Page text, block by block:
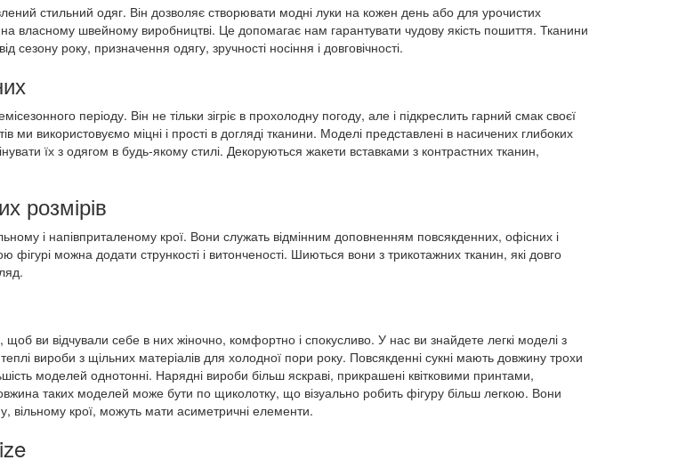
​​стильний одяг. Він дозволяє створювати модні луки на кожен день або для урочистих
власному швейному виробництві. Це допомагає нам гарантувати чудову якість пошиття. Тканини
сезону року, призначення одягу, зручності носіння і довговічності.
періоду. Він не тільки зігріє в прохолодну погоду, але і підкреслить гарний смак своєї
ми використовуємо міцні і прості в догляді тканини. Моделі представлені в насичених глибоких
їх з одягом в будь-якому стилі. Декоруються жакети вставками з контрастних тканин,
розмірів
і напівприталеному крої. Вони служать відмінним доповненням повсякденних, офісних і
фігурі можна додати стрункості і витонченості. Шиються вони з трикотажних тканин, які довго
щоб ви відчували себе в них жіночно, комфортно і спокусливо. У нас ви знайдете легкі моделі з
вироби з щільних матеріалів для холодної пори року. Повсякденні сукні мають довжину трохи
моделей однотонні. Нарядні вироби більш яскраві, прикрашені квітковими принтами,
таких моделей може бути по щиколотку, що візуально робить фігуру більш легкою. Вони
вільному крої, можуть мати асиметричні елементи.